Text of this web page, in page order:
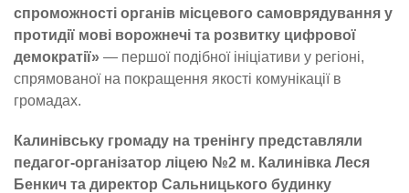
спроможності органів місцевого самоврядування у
протидії мові ворожнечі та розвитку цифрової
демократії» — першої подібної ініціативи у регіоні,
спрямованої на покращення якості комунікації в
громадах.
Калинівську громаду на тренінгу представляли
педагог-організатор ліцею №2 м. Калинівка Леся
Бенкич та директор Сальницького будинку